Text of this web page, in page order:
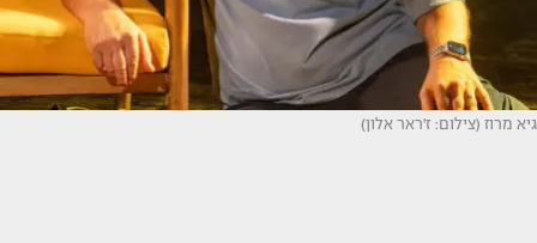
גיא מרוז (צילום: ז'ראר אלון)